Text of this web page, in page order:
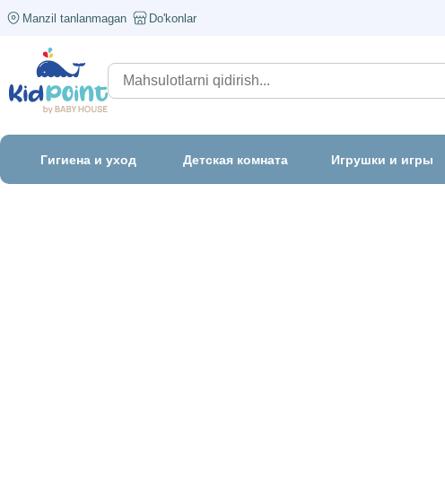
Manzil tanlanmagan Do'konlar
Гигиена и уход Детская комната Игрушки и игры